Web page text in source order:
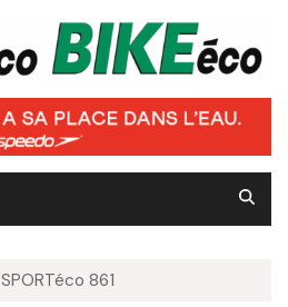
SPORTéco 861